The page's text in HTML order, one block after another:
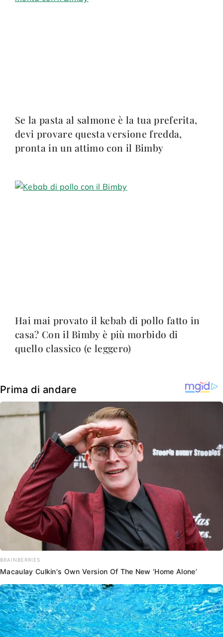
Se la pasta al salmone è la tua preferita,
devi provare questa versione fredda,
pronta in un attimo con il Bimby
Hai mai provato il kebab di pollo fatto in
casa? Con il Bimby è più morbido di
quello classico (e leggero)
Prima di andare
BRAINBERRIES
Macaulay Culkin's Own Version Of The New ‘Home Alone’